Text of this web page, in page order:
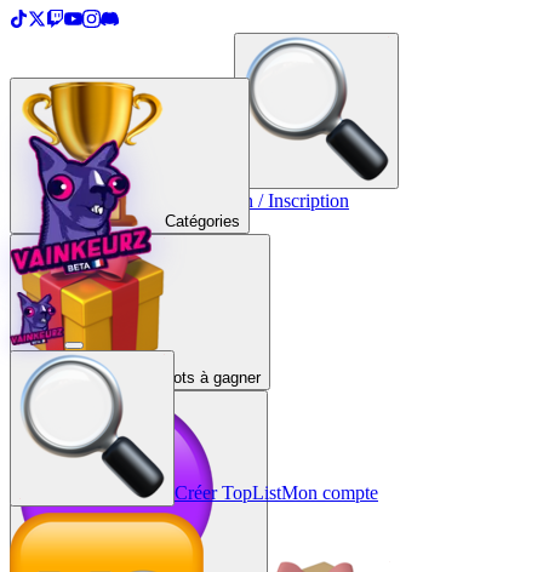
Créer une TopList Connexion / Inscription
Catégories
Lots à gagner
Créer TopListMon compte